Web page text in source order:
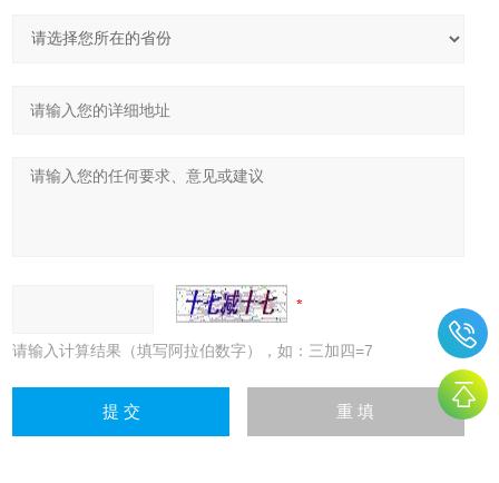
请输入计算结果（填写阿拉伯数字），如：三加四=7